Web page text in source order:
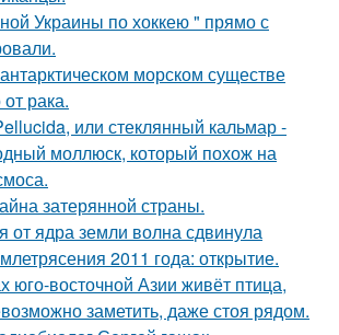
Украины по хоккею " прямо с
морском существе
рака.
или стеклянный кальмар -
моллюск, который похож на
затерянной страны.
от ядра земли волна сдвинула
2011 года: открытие.
юго-восточной Азии живёт птица,
заметить, даже стоя рядом.